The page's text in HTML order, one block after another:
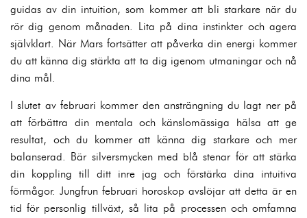
guidas av din intuition, som kommer att bli starkare när du
rör dig genom månaden. Lita på dina instinkter och agera
självklart. När Mars fortsätter att påverka din energi kommer
du att känna dig stärkta att ta dig igenom utmaningar och nå
dina mål.
I slutet av februari kommer den ansträngning du lagt ner på
att förbättra din mentala och känslomässiga hälsa att ge
resultat, och du kommer att känna dig starkare och mer
balanserad. Bär silversmycken med blå stenar för att stärka
din koppling till ditt inre jag och förstärka dina intuitiva
förmågor. Jungfrun februari horoskop avslöjar att detta är en
tid för personlig tillväxt, så lita på processen och omfamna